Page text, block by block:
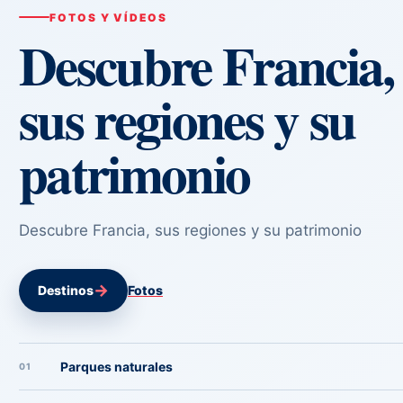
FOTOS Y VÍDEOS
Descubre Francia,
sus regiones y su
patrimonio
Descubre Francia, sus regiones y su patrimonio
Destinos→ Fotos
01 Parques naturales